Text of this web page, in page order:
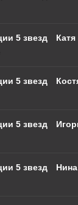
Катя
Нина